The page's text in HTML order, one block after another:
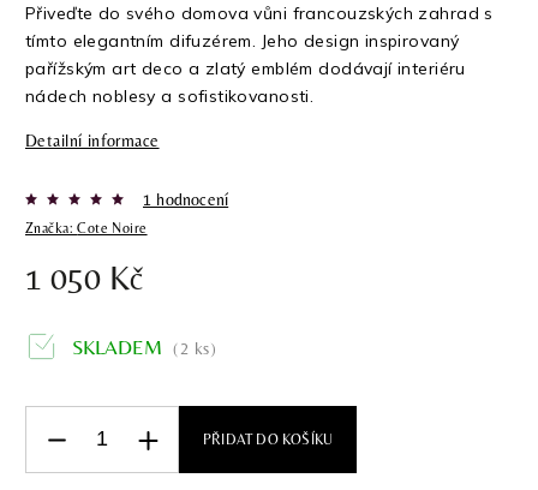
Přiveďte do svého domova vůni francouzských zahrad s
tímto elegantním difuzérem. Jeho design inspirovaný
pařížským art deco a zlatý emblém dodávají interiéru
nádech noblesy a sofistikovanosti.
Detailní informace
Značka:Cote Noire
1 hodnocení
1 050 Kč
SKLADEM (2 ks)
PŘIDAT DO KOŠÍKU